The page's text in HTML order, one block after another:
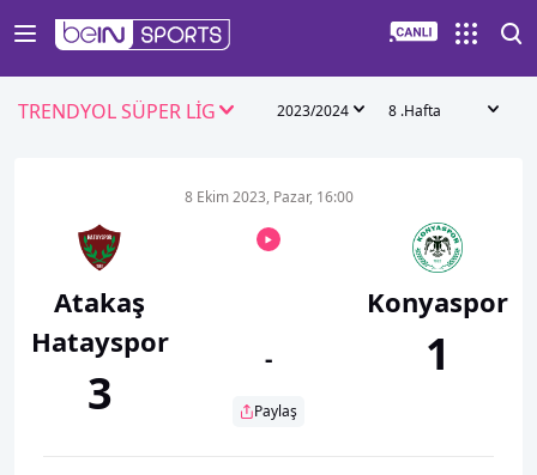
TRENDYOL SÜPER LİG 2023/2024 8 .Hafta
Atakaş
Hatayspor
3
8 Ekim 2023, Pazar, 16:00
-
Paylaş
Konyaspor
1